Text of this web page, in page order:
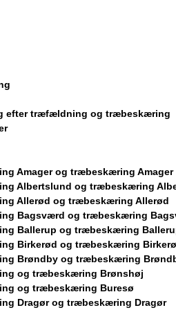
efter træfældning og træbeskæring
Amager og træbeskæring Amager
Albertslund og træbeskæring
Allerød og træbeskæring Allerød
Bagsværd og træbeskæring
Ballerup og træbeskæring
Birkerød og træbeskæring
Brøndby og træbeskæring
og træbeskæring Brønshøj
og træbeskæring Buresø
Dragør og træbeskæring Dragør